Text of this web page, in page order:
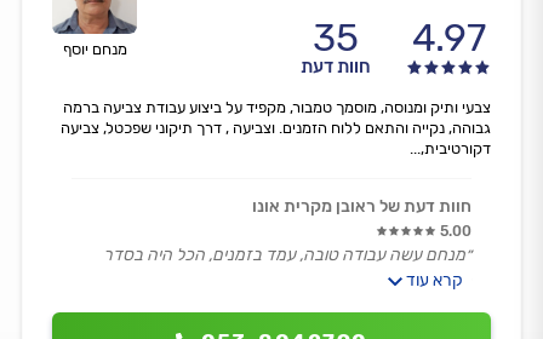
מנחם יוסף 4.97
35
חוות דעת
צבעי ותיק ומנוסה, מוסמך טמבור, מקפיד על ביצוע עבודת צביעה ברמה
גבוהה, נקייה והתאם ללוח הזמנים. וצביעה , דרך תיקוני שפכטל, צביעה
דקורטיבית,...
חוות דעת של ראובן מקרית אונו
5.00
״מנחם עשה עבודה טובה, עמד בזמנים, הכל היה בסדר
גמור.
קרא עוד